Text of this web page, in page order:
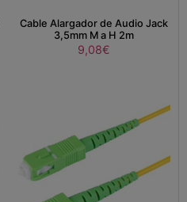
Cable Alargador de Audio Jack
3,5mm M a H 2m
9,08€